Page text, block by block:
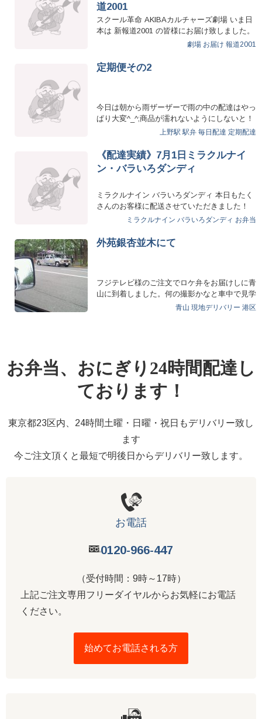
道2001
スクール革命 AKIBAカルチャーズ劇場 いま日
本は 新報道2001 の皆様にお届け致しました。
劇場 お届け 報道2001
定期便その2
今日は朝から雨ザーザーで雨の中の配達はやっ
ぱり大変^_^;商品が濡れないようにしないと！
上野駅 駅弁 毎日配達 定期配達
《配達実績》7月1日ミラクルナイ
ン・バラいろダンディ
ミラクルナイン バラいろダンディ 本日もたく
さんのお客様に配送させていただきました！
なんと！！なんと！！ 6…
ミラクルナイン バラいろダンディ お弁当
外苑銀杏並木にて
フジテレビ様のご注文でロケ弁をお届けしに青
山に到着しました。何の撮影かなと車中で見学
青山 現地デリバリー 港区
お弁当、おにぎり24時間配達し
ております！
東京都23区内、24時間土曜・日曜・祝日もデリバリー致し
ます
今ご注文頂くと最短で明後日からデリバリー致します。
お電話
0120-966-447
（受付時間：9時～17時）
上記ご注文専用フリーダイヤルからお気軽にお電話
ください。
始めてお電話される方